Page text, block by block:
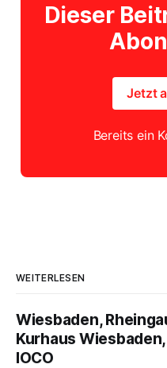
Dieser
Jetzt
Bereits ein
WEITERLESEN
Wiesbaden,
Kurhaus
IOCO